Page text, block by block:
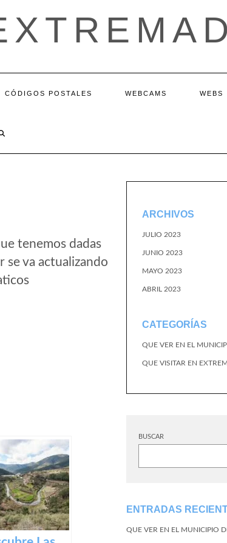
CÓDIGOS POSTALES WEBCAMS WEBS
tenemos dadas
se va actualizando
ARCHIVOS
JULIO 2023
JUNIO 2023
MAYO 2023
ABRIL 2023
CATEGORÍAS
QUE VER EN EL
QUE VISITAR EN
BUSCAR
ENTRADAS
QUE VER EN EL MUNICIPIO